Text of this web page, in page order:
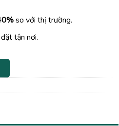
so với thị trường.
tận nơi.